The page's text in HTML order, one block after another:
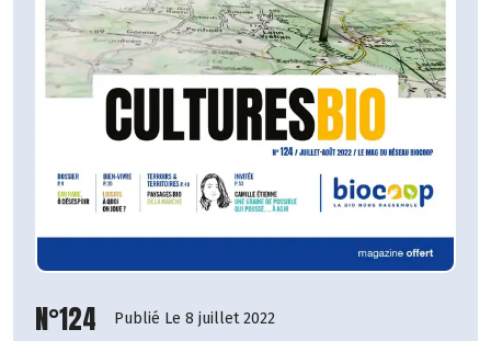
N°124 Publié Le 8 juillet 2022